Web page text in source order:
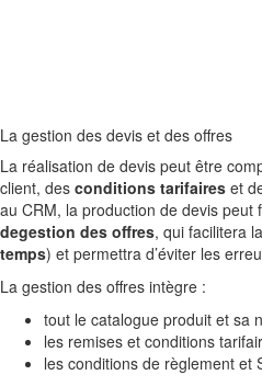
La gestion des devis et des offres
La réalisation de devis peut être
client, des conditions tarifaires et
au CRM, la production de devis peut
degestion des offres, qui facilitera
temps) et permettra d’éviter les
La gestion des offres intègre :
tout le catalogue produit et sa
les remises et conditions
les conditions de règlement et